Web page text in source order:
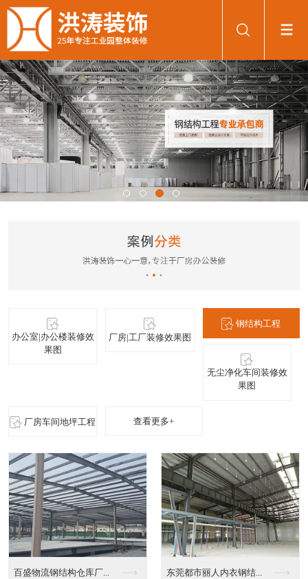
办公室|办公楼装修效
果图
厂房|工厂装修效果图
钢结构工程
无尘净化车间装修效
果图
厂房车间地坪工程 查看更多+
林绩为实业办公楼装修... 广东韩亚薄膜无尘车间...